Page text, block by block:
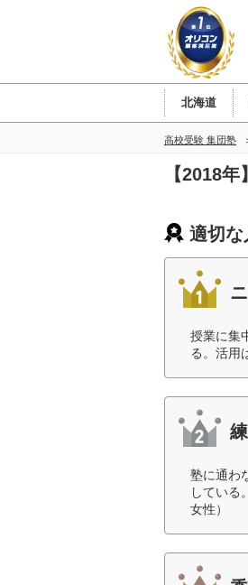
北海道
高校受験 集団塾
【2018
適切な
授業に集
る。活用
塾に通わ
している
女性）